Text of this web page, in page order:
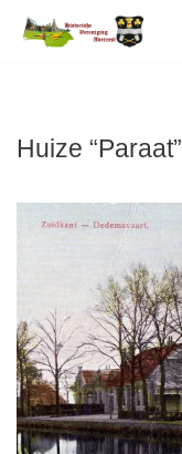
inhoud
Huize “Paraat”